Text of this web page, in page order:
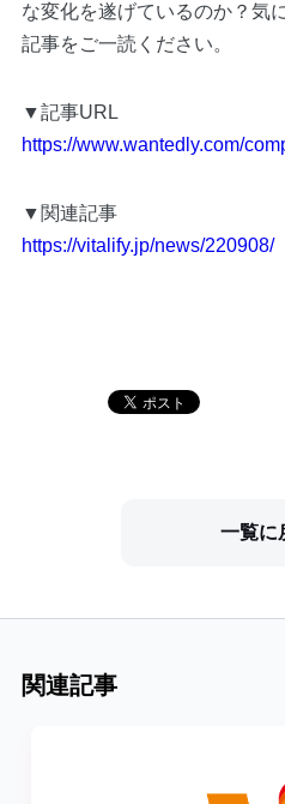
な変化を遂げているのか？気
記事をご一読ください。
▼記事URL
https://www.wantedly.com/
▼関連記事
https://vitalify.jp/news/220908/
一覧に
関連記事